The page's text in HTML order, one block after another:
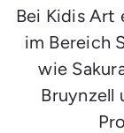
Bei Kidis Art
im Bereich
wie
Bruynzell